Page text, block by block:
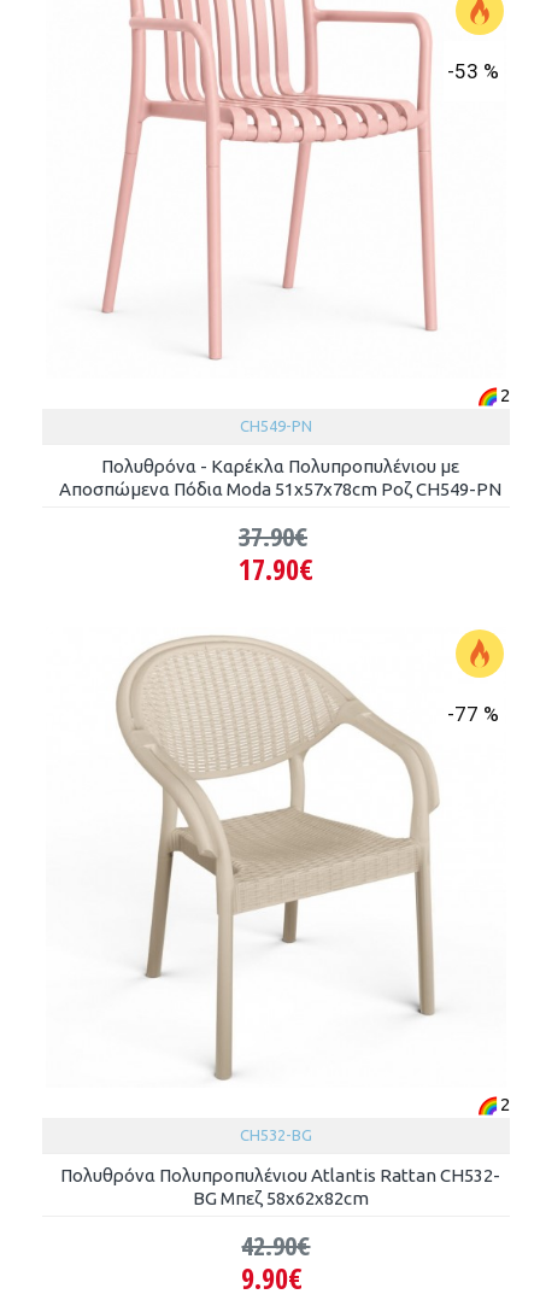
-53 %
2
CH549-PN
Πολυθρόνα - Καρέκλα Πολυπροπυλένιου με
Αποσπώμενα Πόδια Moda 51x57x78cm Ροζ CH549-PN
17.90€
37.90€
-77 %
2
CH532-BG
Πολυθρόνα Πολυπροπυλένιου Atlantis Rattan CH532-
BG Μπεζ 58x62x82cm
9.90€
42.90€